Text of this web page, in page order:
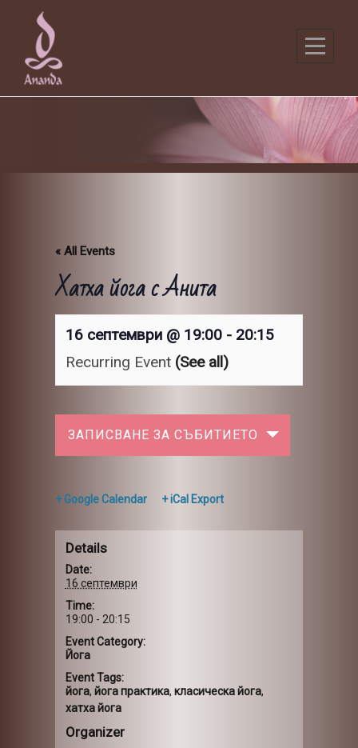
content
« All Events
Хатха йога с Анита
16 септември @ 19:00 - 20:15
Recurring Event (See all)
ЗАПИСВАНЕ ЗА СЪБИТИЕТО
+ Google Calendar + iCal Export
Details
Date:
16 септември
Time:
19:00 - 20:15
Event Category:
Йога
Event Tags:
йога, йога практика, класическа йога,
хатха йога
Organizer